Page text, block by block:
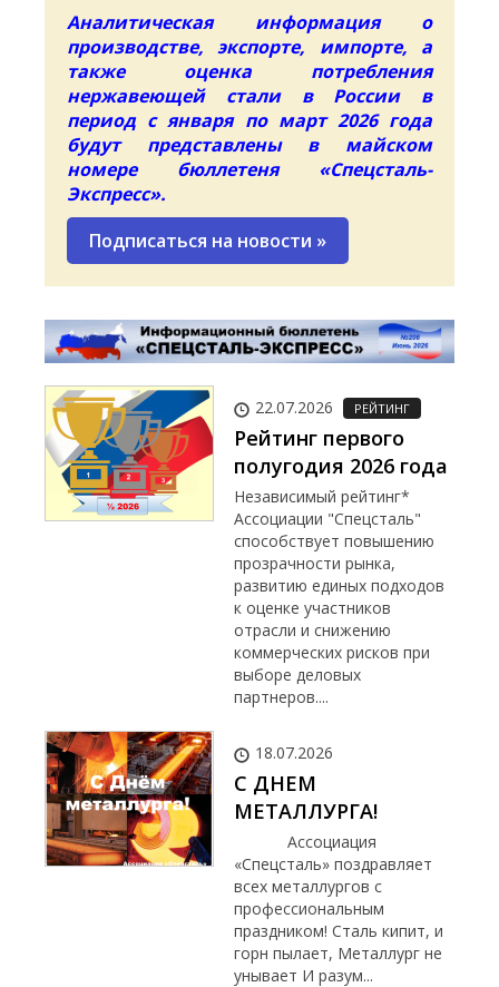
Аналитическая информация о
производстве, экспорте, импорте, а
также оценка потребления
нержавеющей стали в России в
период с января по март 2026 года
будут представлены в майском
номере бюллетеня «Спецсталь-
Экспресс».
Подписаться на новости »
22.07.2026 РЕЙТИНГ
Рейтинг первого
полугодия 2026 года
Независимый рейтинг*
Ассоциации "Спецсталь"
способствует повышению
прозрачности рынка,
развитию единых подходов
к оценке участников
отрасли и снижению
коммерческих рисков при
выборе деловых
партнеров....
18.07.2026
С ДНЕМ
МЕТАЛЛУРГА!
Ассоциация
«Спецсталь» поздравляет
всех металлургов с
профессиональным
праздником! Сталь кипит, и
горн пылает, Металлург не
унывает И разум...